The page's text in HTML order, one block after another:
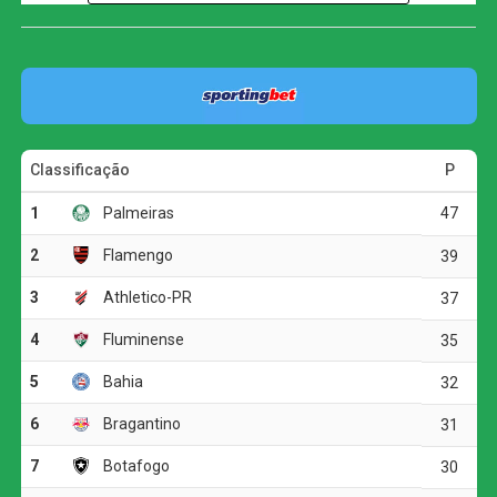
diante de sua torcida.
O primeiro tempo foi marcado pelo equilíbrio e pela pouca
efetividade das duas equipes. O Atlético-GO teve mais
posse de bola, com 56%, mas encontrou dificuldades
para superar a defesa cuiabana. O time da casa adotou
uma postura mais retraída e apostou nos contra-ataques
para levar perigo.
A principal oportunidade da etapa inicial foi do Cuiabá.
Aos 12 minutos, Jean Dias recebeu na intermediária,
avançou até a entrada da área e acertou a trave direita do
goleiro Paulo Vitor. O Dragão respondeu aos 24 minutos,
bola desviou em Pepê.
As equipes ainda tiveram algumas chegadas em bolas